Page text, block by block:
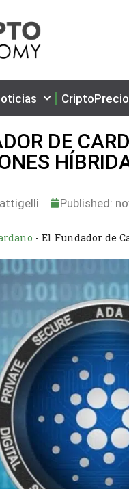
DE
Published:
- El Fundador de